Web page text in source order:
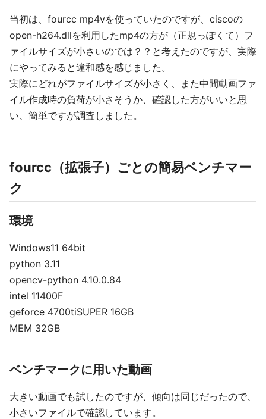
当初は、fourcc mp4vを使っていたのですが、ciscoの
open-h264.dllを利用したmp4の方が（正規っぽくて）フ
ァイルサイズが小さいのでは？？と考えたのですが、実際
にやってみると違和感を感じました。
実際にどれがファイルサイズが小さく、また中間動画ファ
イル作成時の負荷が小さそうか、確認した方がいいと思
い、簡単ですが調査しました。
fourcc（拡張子）ごとの簡易ベンチマー
ク
環境
Windows11 64bit
python 3.11
opencv-python 4.10.0.84
intel 11400F
geforce 4700tiSUPER 16GB
MEM 32GB
ベンチマークに用いた動画
大きい動画でも試したのですが、傾向は同じだったので、
小さいファイルで確認しています。